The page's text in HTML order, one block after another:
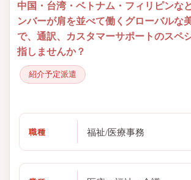
中国・台湾・ベトナム・フィリピンな
ンバーが肩を並べて働くグローバルな
で、通訳、カスタマーサポートのスペ
指しませんか？
紹介予定派遣
職種 福祉/医療事務